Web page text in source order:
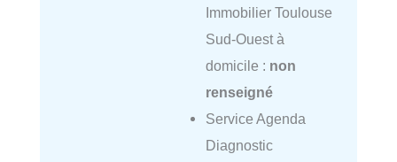
Immobilier Toulouse
Sud-Ouest à
domicile : non
renseigné
Service Agenda
Diagnostic